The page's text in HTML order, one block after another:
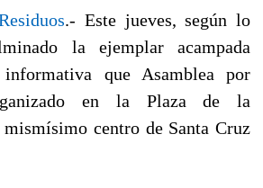
.- Este jueves, según lo
la ejemplar acampada
que Asamblea por
en la Plaza de la
centro de Santa Cruz